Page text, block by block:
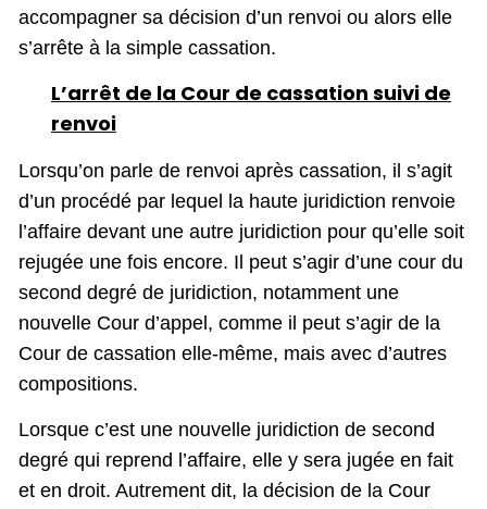
accompagner sa décision d’un renvoi ou alors elle
s’arrête à la simple cassation.
L’arrêt de la Cour de cassation suivi de
renvoi
Lorsqu’on parle de renvoi après cassation, il s’agit
d’un procédé par lequel la haute juridiction renvoie
l’affaire devant une autre juridiction pour qu’elle soit
rejugée une fois encore. Il peut s’agir d’une cour du
second degré de juridiction, notamment une
nouvelle Cour d’appel, comme il peut s’agir de la
Cour de cassation elle-même, mais avec d’autres
compositions.
Lorsque c’est une nouvelle juridiction de second
degré qui reprend l’affaire, elle y sera jugée en fait
et en droit. Autrement dit, la décision de la Cour